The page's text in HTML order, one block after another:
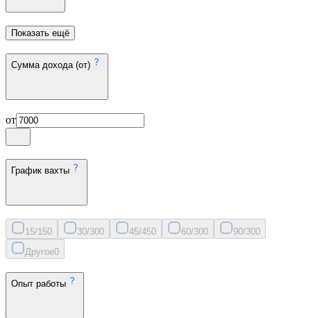
Показать ещё
Сумма дохода (от)
от
График вахты
15/150 30/300 45/450 60/300 90/300
Другое0
Опыт работы